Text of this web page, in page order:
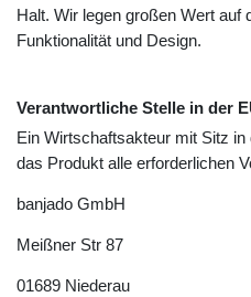
Halt. Wir legen großen Wert auf
Funktionalität und Design.
Verantwortliche Stelle in der
Ein Wirtschaftsakteur mit Sitz
das Produkt alle erforderlichen
banjado GmbH
Meißner Str 87
01689 Niederau